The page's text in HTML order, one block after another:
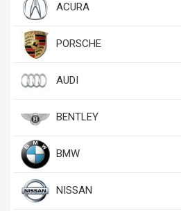
ACURA
PORSCHE
AUDI
BENTLEY
BMW
NISSAN